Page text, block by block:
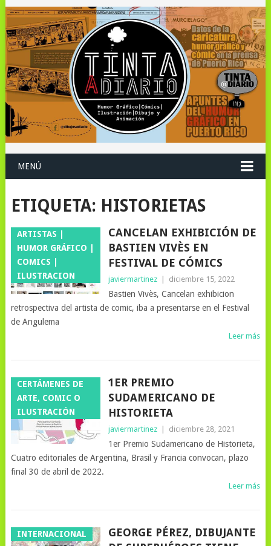
MENÚ
ETIQUETA: HISTORIETAS
ARTISTAS |
HUMOR GRÁFICO |
COMICS |
ILUSTRACION
CANCELAN EXHIBICIÓN DE
BASTIEN VIVÈS EN
FESTIVAL DE CÓMICS
javiermartinez diciembre 15, 2022
Bastien Vivès, Cancelan exhibicion
retrospectiva del artista de comic, iba a presentarse en el Festival
de Angulema
Leer más
CERTÁMENES DE
ARTE, COMIC O
ILUSTRACIÓN
1ER PREMIO
SUDAMERICANO DE
HISTORIETA
javiermartinez diciembre 28, 2021
1er Premio Sudamericano de Historieta,
Cuatro editoriales de Argentina, Brasil y Francia convocan, plazo
final 30 de abril de 2022.
Leer más
INTERNACIONAL
GEORGE PÉREZ, DIBUJANTE